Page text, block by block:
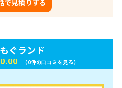
で見積りする
ぐランド
0.00 （0件の口コミを見る）